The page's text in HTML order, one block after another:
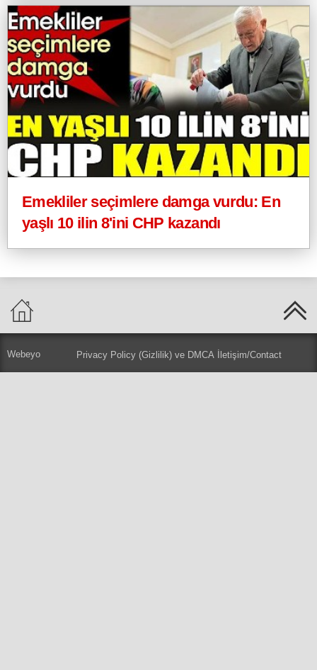
Emekliler seçimlere damga vurdu: En
yaşlı 10 ilin 8'ini CHP kazandı
Webeyo Privacy Policy (Gizlilik) ve DMCA İletişim/Contact